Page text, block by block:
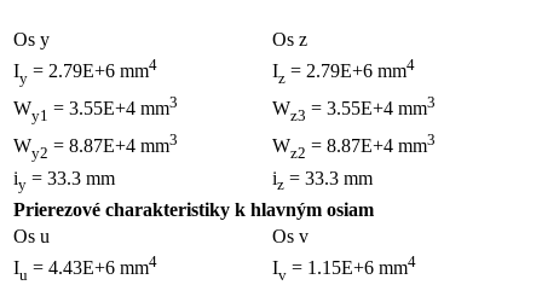
Os y
Os z
Iy = 2.79E+6 mm4 Iz = 2.79E+6 mm4
Wy1 = 3.55E+4 mm3 Wz3 = 3.55E+4 mm3
Wy2 = 8.87E+4 mm3 Wz2 = 8.87E+4 mm3
iy = 33.3 mm iz = 33.3 mm
Prierezové charakteristiky k hlavným osiam
Os u
Os v
Iu = 4.43E+6 mm4 Iv = 1.15E+6 mm4